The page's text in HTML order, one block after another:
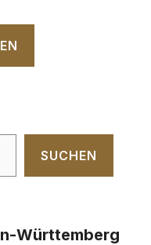
SUCHEN
Württemberg